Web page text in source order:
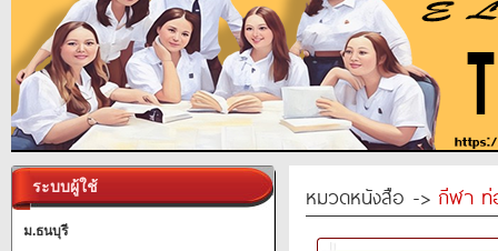
ระบบผู้ใช้
ม.ธนบุรี
หมวดหนังสือ -> กีฬา ท่